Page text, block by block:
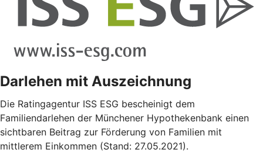
Darlehen mit Auszeichnung
Die Ratingagentur ISS ESG bescheinigt dem
Familiendarlehen der Münchener Hypothekenbank einen
sichtbaren Beitrag zur Förderung von Familien mit
mittlerem Einkommen (Stand: 27.05.2021).